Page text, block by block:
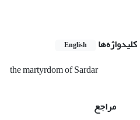
کلیدواژه‌ها English
the martyrdom of Sardar
مراجع